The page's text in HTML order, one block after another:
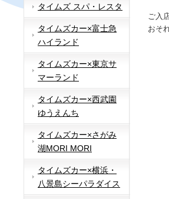
タイムズ スパ・レスタ
タイムズカー×富士急
ハイランド
タイムズカー×東京サ
マーランド
タイムズカー×西武園
ゆうえんち
タイムズカー×さがみ
湖MORI MORI
タイムズカー×横浜・
八景島シーパラダイス
ご入
おそ